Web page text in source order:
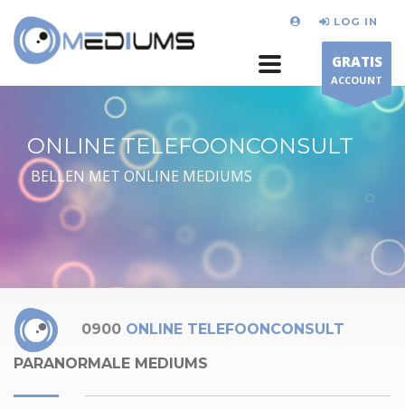
LOG IN
GRATIS
ACCOUNT
ONLINE TELEFOONCONSULT
BELLEN MET ONLINE MEDIUMS
0900 ONLINE TELEFOONCONSULT
PARANORMALE MEDIUMS